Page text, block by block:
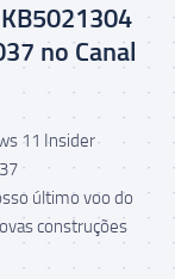
no Canal
11 Insider
último voo do
construções